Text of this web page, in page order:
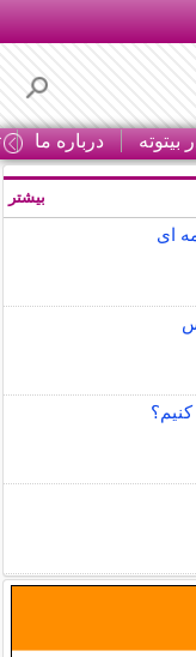
بیتوته درباره ما
ای
بیشتر